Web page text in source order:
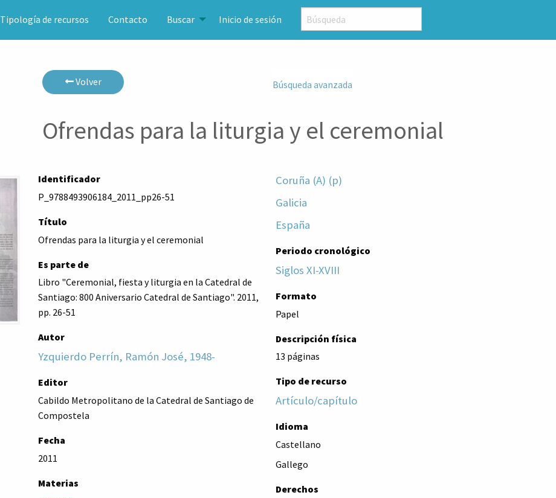
Tipología de recursos Contacto Buscar Inicio de sesión
Volver Búsqueda avanzada
Ofrendas para la liturgia y el ceremonial
Identificador
P_9788493906184_2011_pp26-51
Título
Ofrendas para la liturgia y el ceremonial
Es parte de
Libro "Ceremonial, fiesta y liturgia en la Catedral de
Santiago: 800 Aniversario Catedral de Santiago". 2011,
pp. 26-51
Autor
Yzquierdo Perrín, Ramón José, 1948-
Editor
Cabildo Metropolitano de la Catedral de Santiago de
Compostela
Fecha
2011
Materias
Coruña (A) (p)
Galicia
España
Periodo cronológico
Siglos XI-XVIII
Formato
Papel
Descripción física
13 páginas
Tipo de recurso
Artículo/capítulo
Idioma
Castellano
Gallego
Derechos